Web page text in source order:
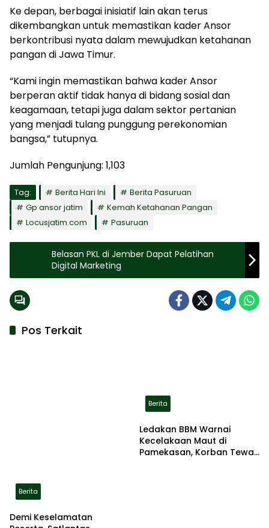
Ke depan, berbagai inisiatif lain akan terus
dikembangkan untuk memastikan kader Ansor
berkontribusi nyata dalam mewujudkan ketahanan
pangan di Jawa Timur.
“Kami ingin memastikan bahwa kader Ansor
berperan aktif tidak hanya di bidang sosial dan
keagamaan, tetapi juga dalam sektor pertanian
yang menjadi tulang punggung perekonomian
bangsa,” tutupnya.
Jumlah Pengunjung: 1,103
Tag: Berita Hari Ini
Berita Pasuruan
Gp ansor jatim
Kemah Ketahanan Pangan
Locusjatim.com
Pasuruan
Belasan PKL di Jember Dapat Pelatihan
Digital Marketing
Pos Terkait
Berita
Demi Keselamatan
Berita
Ledakan BBM Warnai
Kecelakaan Maut di
Pamekasan, Korban Tewas